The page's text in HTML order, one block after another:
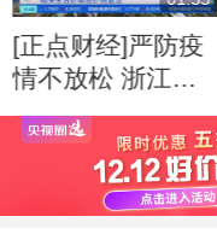
[正点财经]严防疫
情不放松 浙江宁
波：镇海区多举措
保障市场供应 确
保生活必需品价稳